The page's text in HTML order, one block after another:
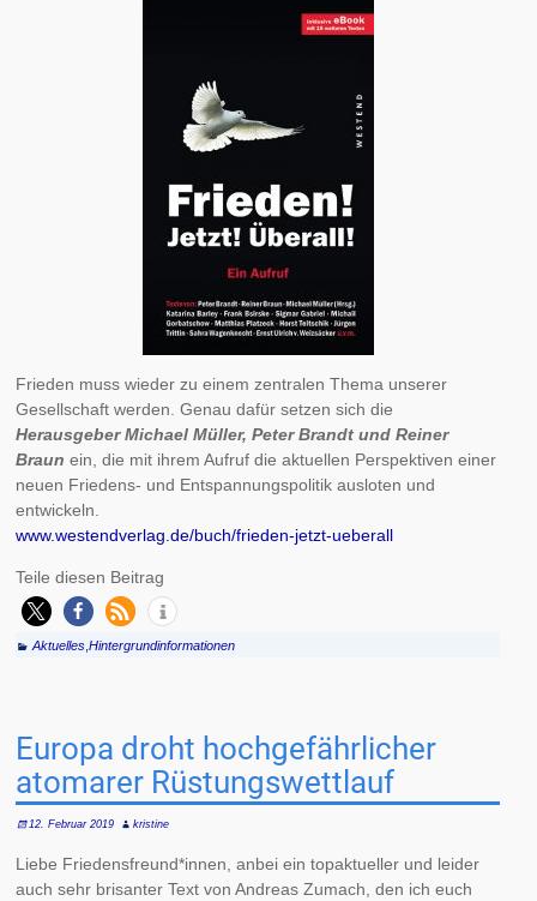
Frieden muss wieder zu einem zentralen Thema unserer
Gesellschaft werden. Genau dafür setzen sich die
Herausgeber Michael Müller, Peter Brandt und Reiner
Braun ein, die mit ihrem Aufruf die aktuellen Perspektiven einer
neuen Friedens- und Entspannungspolitik ausloten und
entwickeln.
www.westendverlag.de/buch/frieden-jetzt-ueberall
Teile diesen Beitrag
Aktuelles, Hintergrundinformationen
Europa droht hochgefährlicher
atomarer Rüstungswettlauf
12. Februar 2019 kristine
Liebe Friedensfreund*innen, anbei ein topaktueller und leider
auch sehr brisanter Text von Andreas Zumach, den ich euch